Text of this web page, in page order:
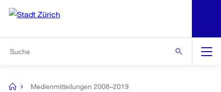
Navigation
[no
Medienmitteilungen 2008–2019